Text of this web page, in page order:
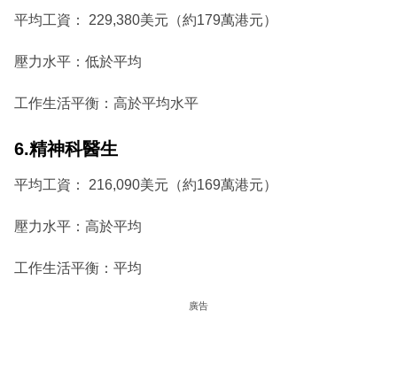
平均工資： 229,380美元（約179萬港元）
壓力水平：低於平均
工作生活平衡：高於平均水平
6.精神科醫生
平均工資： 216,090美元（約169萬港元）
壓力水平：高於平均
工作生活平衡：平均
廣告